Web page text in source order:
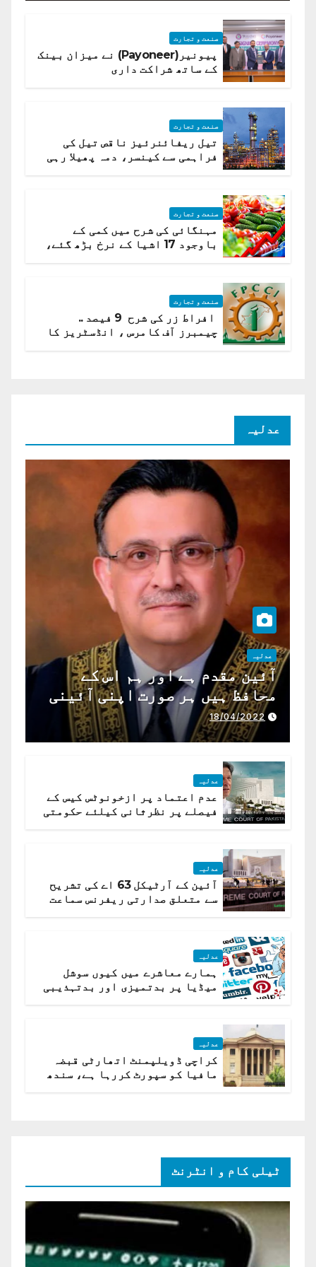
صنعت و تجارت
پیونیر(Payoneer) نے میزان بینک
کے ساتھ شراکت داری
صنعت و تجارت
تیل ریفائنرئیز ناقص تیل کی
فراہمی سے کینسر، دمہ پھیلا رہی
صنعت و تجارت
مہنگائی کی شرح میں کمی کے
باوجود 17 اشیا کے نرخ بڑھ گئے،
صنعت و تجارت
افراط زر کی شرح 9 فیصد ..
چیمبرز آف کامرس ، انڈسٹریز کا
عدلیہ
عدلیہ
آئین مقدم ہے اور ہم اس کے
محافظ ہیں ہر صورت اپنی آئینی
ذمہ داری ادا کرینگے ، چیف
جسٹس پاکستان
18/04/2022
عدلیہ
عدم اعتماد پر ازخونوٹس کیس کے
فیصلے پر نظرثانی کیلئے حکومتی
عدلیہ
آئین کے آرٹیکل 63 اے کی تشریح
سے متعلق صدارتی ریفرنس سماعت
عدلیہ
ہمارے معاشرے میں کیوں سوشل
میڈیا پر بدتمیزی اور بدتہذیبی
عدلیہ
کراچی ڈویلپمنٹ اتھارٹی قبضہ
مافیا کو سپورٹ کررہا ہے، سندھ
ٹیلی کام و انٹرنٹ